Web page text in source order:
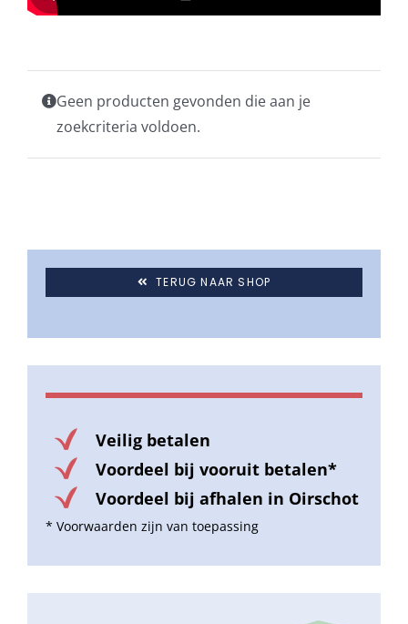
Geen producten gevonden die aan je
zoekcriteria voldoen.
TERUG NAAR SHOP
Veilig betalen
Voordeel bij vooruit betalen*
Voordeel bij afhalen in Oirschot
* Voorwaarden zijn van toepassing